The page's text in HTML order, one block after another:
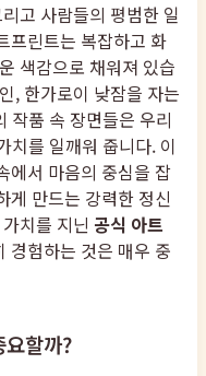
고 사람들의 평범한 일
프린트는 복잡하고 화
색감으로 채워져 있습
, 한가로이 낮잠을 자는
작품 속 장면들은 우리
치를 일깨워 줍니다. 이
에서 마음의 중심을 잡
게 만드는 강력한 정신
치를 지닌 공식 아트
경험하는 것은 매우 중
할까?